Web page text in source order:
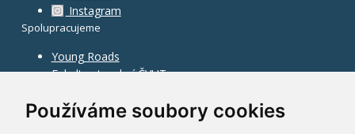
Používáme soubory cookies
Instagram
Spolupracujeme
Young Roads
Fakulta stavební ČVUT